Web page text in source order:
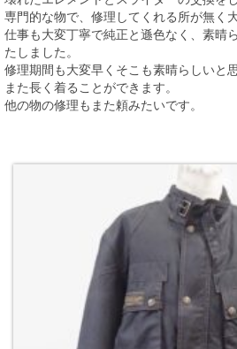
専門的な物で、修理してくれる所が無く
仕事も大変丁寧で純正と遜色なく、素晴
たしました。
修理期間も大変早くそこも素晴らしいと
また長く着ることができます。
他の物の修理もまた頼みたいです。